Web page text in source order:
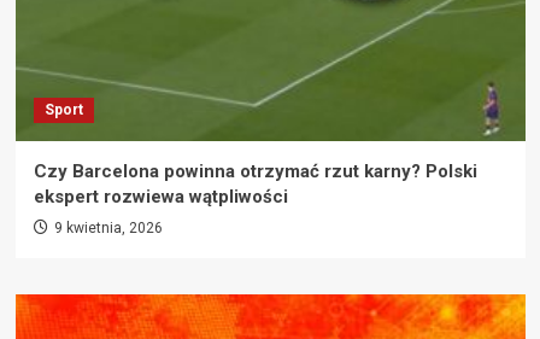
Sport
Czy Barcelona powinna otrzymać rzut karny? Polski
ekspert rozwiewa wątpliwości
9 kwietnia, 2026